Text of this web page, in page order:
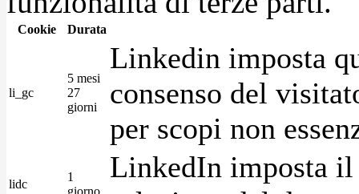
Cookie Durata
li_gc
5 mesi
27
giorni
Linkedin imposta
consenso del
per scopi non
lidc
1
LinkedIn imposta